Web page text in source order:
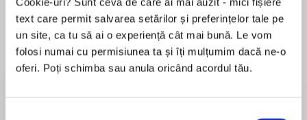
text care permit salvarea setărilor și preferințelor tale pe
un site, ca tu să ai o experiență cât mai bună. Le vom
folosi numai cu permisiunea ta și îți mulțumim dacă ne-o
oferi. Poți schimba sau anula oricând acordul tău.
Desprecarte